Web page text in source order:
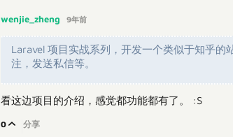
wenjie_zheng 9年前
Laravel 项目实战系列，开发一个类似于知乎
注，发送私信等。
看这边项目的介绍，感觉都功能都有了。 :S
0 分享